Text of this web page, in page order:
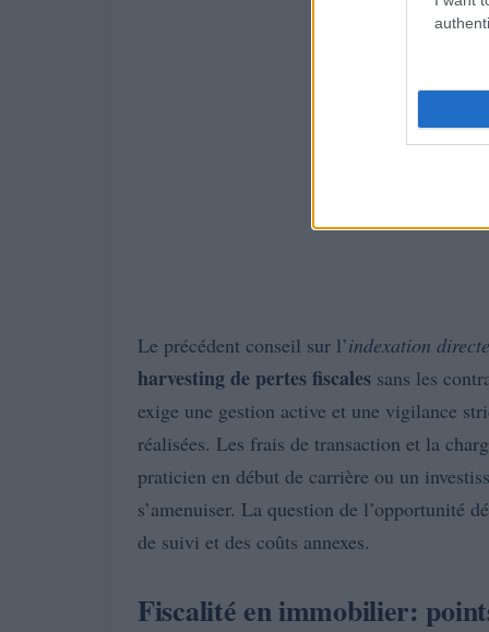
Le précédent conseil sur l’indexation directe
harvesting de pertes fiscales sans les
exige une gestion active et une vigilance
réalisées. Les frais de transaction et la
praticien en début de carrière ou un
s’amenuiser. La question de l’opportunité
de suivi et des coûts annexes.
Fiscalité en immobilier: